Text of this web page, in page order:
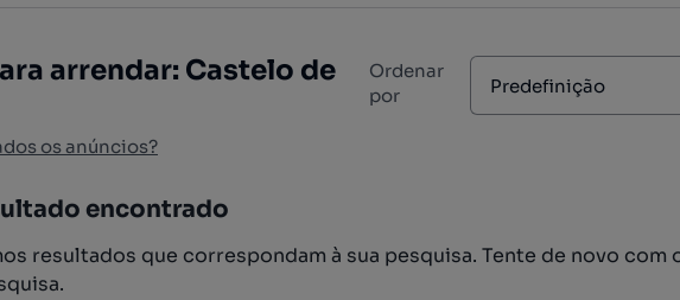
arrendar: Castelo de
os anúncios?
Ordenar
por
Predefinição
encontrado
resultados que correspondam à sua pesquisa. Tente de novo com